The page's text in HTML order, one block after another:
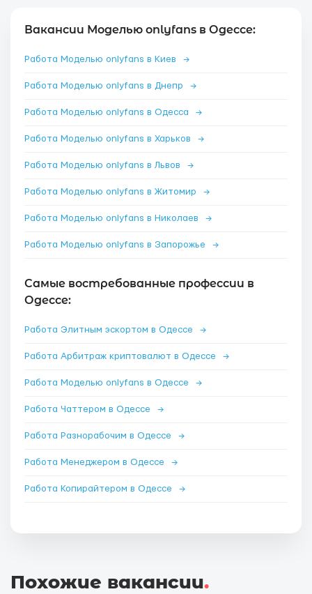
Вакансии Моделью onlyfans в Одессе:
Работа Моделью onlyfans в Киев →
Работа Моделью onlyfans в Днепр →
Работа Моделью onlyfans в Одесса →
Работа Моделью onlyfans в Харьков →
Работа Моделью onlyfans в Львов →
Работа Моделью onlyfans в Житомир →
Работа Моделью onlyfans в Николаев →
Работа Моделью onlyfans в Запорожье →
Самые востребованные профессии в
Одессе:
Работа Элитным эскортом в Одессе →
Работа Арбитраж криптовалют в Одессе →
Работа Моделью onlyfans в Одессе →
Работа Чаттером в Одессе →
Работа Разнорабочим в Одессе →
Работа Менеджером в Одессе →
Работа Копирайтером в Одессе →
Похожие вакансии.